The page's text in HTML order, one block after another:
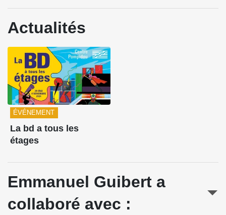
Actualités
ÉVÉNEMENT
La bd a tous les
étages
Emmanuel Guibert a
collaboré avec :